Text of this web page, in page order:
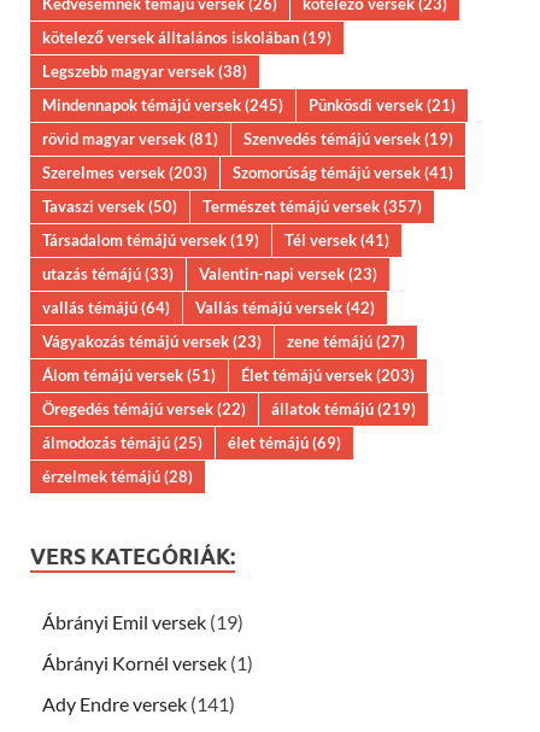
kötelező versek álltalános iskolában(19)
Legszebb magyar versek(38)
Mindennapok témájú versek(245) Pünkösdi versek(21)
rövid magyar versek(81) Szenvedés témájú versek(19)
Szerelmes versek(203) Szomorúság témájú versek(41)
Tavaszi versek(50) Természet témájú versek(357)
Társadalom témájú versek(19) Tél versek(41)
utazás témájú(33) Valentin-napi versek(23)
vallás témájú(64) Vallás témájú versek(42)
Vágyakozás témájú versek(23) zene témájú(27)
Álom témájú versek(51) Élet témájú versek(203)
Öregedés témájú versek(22) állatok témájú(219)
álmodozás témájú(25) élet témájú(69)
érzelmek témájú(28)
VERS KATEGÓRIÁK:
Ábrányi Emil versek (19)
Ábrányi Kornél versek (1)
Ady Endre versek (141)